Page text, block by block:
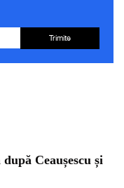
Trimite
Ceaușescu și